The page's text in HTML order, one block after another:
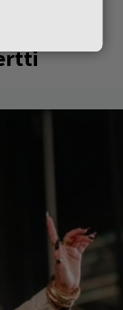
– muista